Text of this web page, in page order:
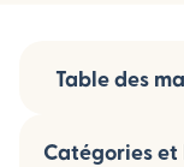
Table des
Catégories